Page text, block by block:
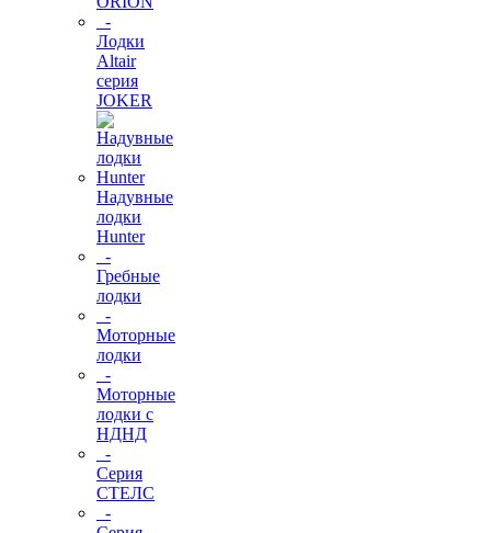
-
Лодки
Altair
серия
JOKER
Надувные
лодки
Hunter
-
Гребные
лодки
-
Моторные
лодки
-
Моторные
лодки с
НДНД
-
Серия
СТЕЛС
-